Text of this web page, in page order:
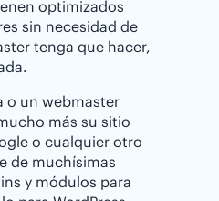
optimizados
sin necesidad de
tenga que hacer,
o un webmaster
más su sitio
o cualquier otro
de muchísimas
y módulos para